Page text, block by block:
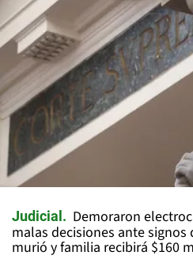
Judicial
Demoraron
malas decisiones ante signos
murió y familia recibirá $160